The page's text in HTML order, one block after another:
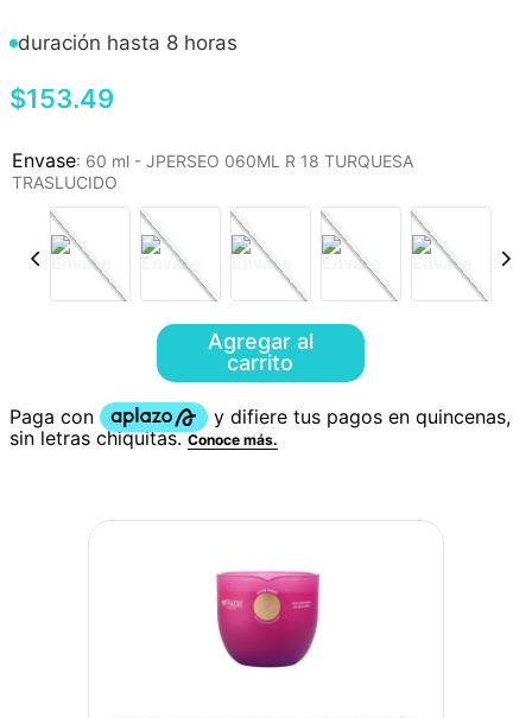
duración hasta 8 horas
$153.49
: 60 ml - JPERSEO 060ML R 18 TURQUESA
TRASLUCIDO
Agregar al
carrito